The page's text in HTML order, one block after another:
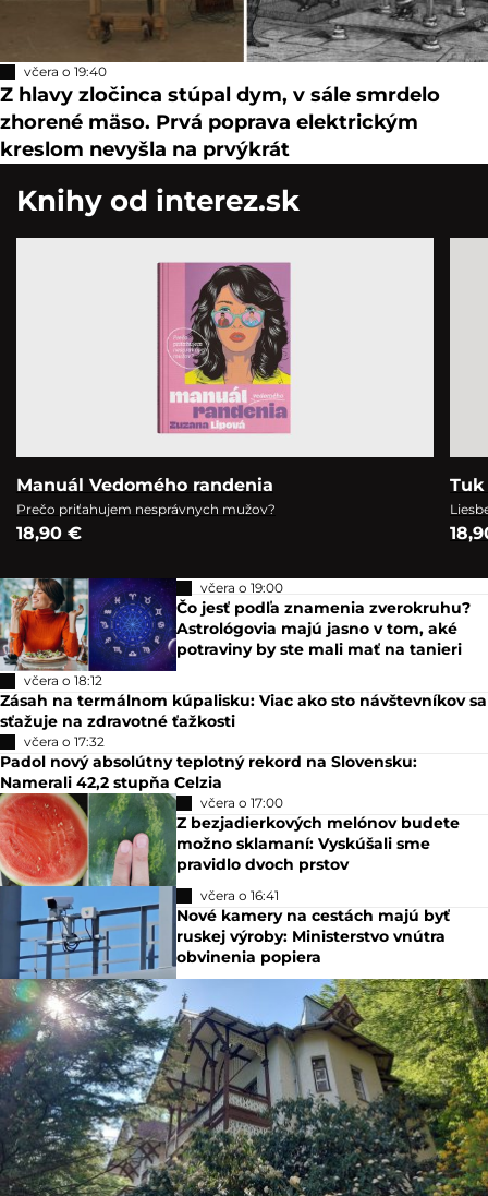
včera o 19:40
Z hlavy zločinca stúpal dym, v sále smrdelo
zhorené mäso. Prvá poprava elektrickým
kreslom nevyšla na prvýkrát
Knihy od interez.sk
Manuál Vedomého randenia
Prečo priťahujem nesprávnych mužov?
18,90 €
včera o 19:00
Čo jesť podľa znamenia zverokruhu?
Astrológovia majú jasno v tom, aké
potraviny by ste mali mať na tanieri
včera o 18:12
Zásah na termálnom kúpalisku: Viac ako sto návštevníkov sa
sťažuje na zdravotné ťažkosti
včera o 17:32
Padol nový absolútny teplotný rekord na Slovensku:
Namerali 42,2 stupňa Celzia
včera o 17:00
Z bezjadierkových melónov budete
možno sklamaní: Vyskúšali sme
pravidlo dvoch prstov
včera o 16:41
Nové kamery na cestách majú byť
ruskej výroby: Ministerstvo vnútra
obvinenia popiera